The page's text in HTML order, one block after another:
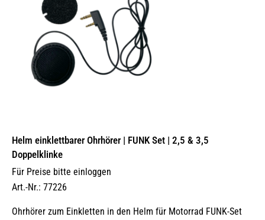
Helm einklettbarer Ohrhörer | FUNK Set | 2,5 & 3,5
Doppelklinke
Für Preise bitte einloggen
Art.-Nr.: 77226
Ohrhörer zum Einkletten in den Helm für Motorrad FUNK-Set